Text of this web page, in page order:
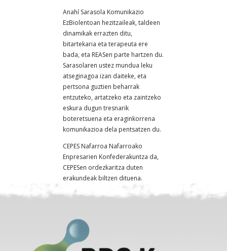
Anahí Sarasola Komunikazio
EzBiolentoan hezitzaileak, taldeen
dinamikak errazten ditu,
bitartekaria eta terapeuta ere
bada, eta REASen parte hartzen du.
Sarasolaren ustez mundua leku
atseginagoa izan daiteke, eta
pertsona guztien beharrak
entzuteko, artatzeko eta zaintzeko
eskura dugun tresnarik
boteretsuena eta eraginkorrena
komunikazioa dela pentsatzen du.
CEPES Nafarroa Nafarroako
Enpresarien Konfederakuntza da,
CEPESen ordezkaritza duten
erakundeak biltzen dituena.